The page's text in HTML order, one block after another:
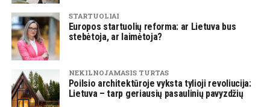
STARTUOLIAI
Europos startuolių reforma: ar Lietuva bus
stebėtoja, ar laimėtoja?
NEKILNOJAMASIS TURTAS
Poilsio architektūroje vyksta tylioji revoliucija:
Lietuva – tarp geriausių pasaulinių pavyzdžių